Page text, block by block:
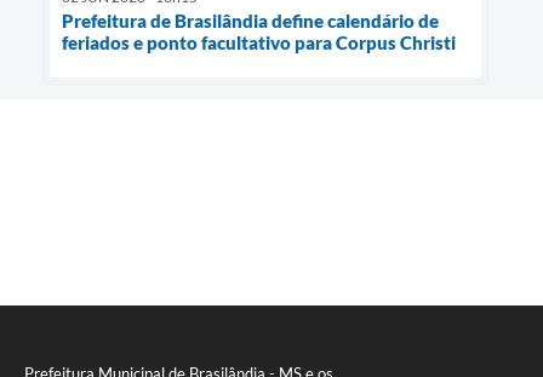
Prefeitura de Brasilândia define calendário de
feriados e ponto facultativo para Corpus Christi